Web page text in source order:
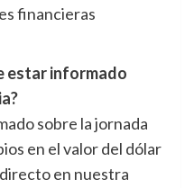
financieras
estar informado
sobre la jornada
en el valor del dólar
en nuestra